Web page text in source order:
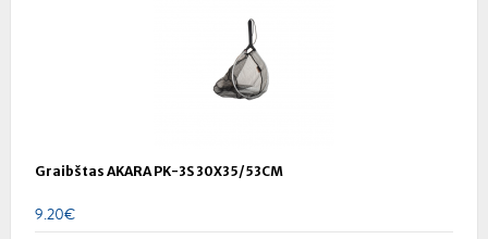
Graibštas AKARA PK-3S 30X35/53CM
9.20€